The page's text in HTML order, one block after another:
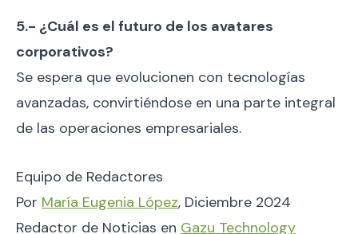
5.- ¿Cuál es el futuro de los avatares
corporativos?
Se espera que evolucionen con tecnologías
avanzadas, convirtiéndose en una parte integral
de las operaciones empresariales.
Equipo de Redactores
Por María Eugenia López, Diciembre 2024
Redactor de Noticias en Gazu Technology